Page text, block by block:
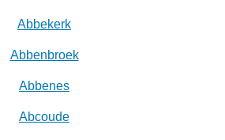
Abbekerk
Abbenbroek
Abbenes
Abcoude